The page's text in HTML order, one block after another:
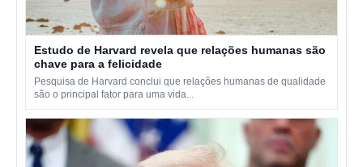
Estudo de Harvard revela que relações humanas são
chave para a felicidade
Pesquisa de Harvard conclui que relações humanas de qualidade
são o principal fator para uma vida...